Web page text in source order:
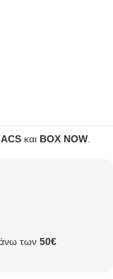
ACS και BOX NOW
άνω των 50€